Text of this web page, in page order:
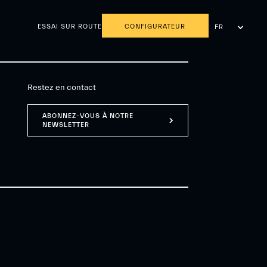
ESSAI SUR ROUTE CONFIGURATEUR
FR
Restez en contact
ABONNEZ-VOUS À NOTRE
NEWSLETTER